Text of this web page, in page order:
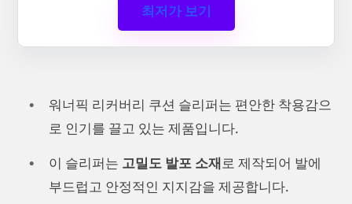
최저가 보기
워너픽 리커버리 쿠션 슬리퍼는 편안한 착용감으
로 인기를 끌고 있는 제품입니다.
이 슬리퍼는 고밀도 발포 소재로 제작되어 발에
부드럽고 안정적인 지지감을 제공합니다.